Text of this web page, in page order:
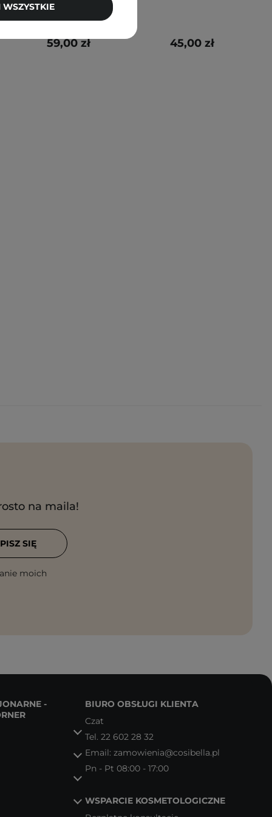
59,00 zł 45,00 zł
na maila!
moich
SIĘ
-
BIURO OBSŁUGI KLIENTA
Czat
Tel. 22 602 28 32
Email: zamowienia@cosibella.pl
Pn - Pt 08:00 - 17:00
WSPARCIE KOSMETOLOGICZNE